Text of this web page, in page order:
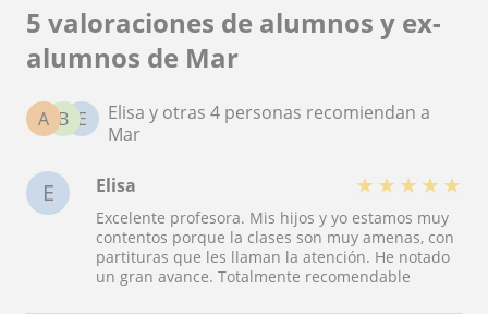
5 valoraciones de alumnos y ex-
alumnos de Mar
E
B
A
Elisa y otras 4 personas recomiendan a
Mar
E Elisa ★ ★ ★ ★ ★
Excelente profesora. Mis hijos y yo estamos muy
contentos porque la clases son muy amenas, con
partituras que les llaman la atención. He notado
un gran avance. Totalmente recomendable